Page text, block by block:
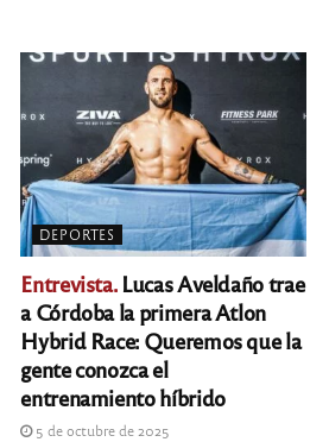
DEPORTES
Entrevista.Lucas Aveldaño trae
a Córdoba la primera Atlon
Hybrid Race: Queremos que la
gente conozca el
entrenamiento híbrido
5 de octubre de 2025